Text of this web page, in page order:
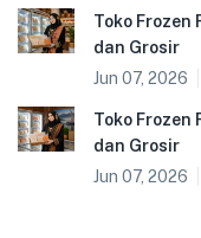
Toko Frozen
dan Grosir
Jun 07, 2026
Toko Frozen
dan Grosir
Jun 07, 2026